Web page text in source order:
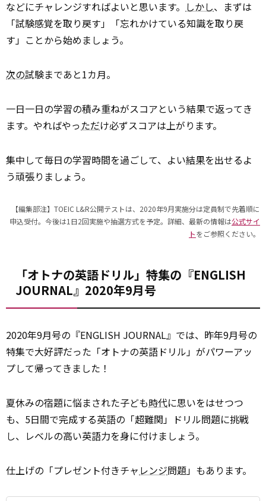
などにチャレンジすればよいと思います。 しかし、まずは
「試験感覚を取り戻す」「忘れかけている知識を取り戻
す」ことから始めましょう。
次の試験まであと1カ月。
一日一日の学習の積み重ねがスコアという結果で返ってき
ます。やればやっただけ必ずスコアは上がります。
集中して毎日の学習時間を過ごして、よい結果を出せるよ
う頑張りましょう。
【編集部注】TOEIC L&R公開テストは、2020年9月実施分は定員制で先着順に
申込受付。今後は1日2回実施や抽選方式を予定。詳細、最新の情報は公式サイ
トをご参照ください。
「オトナの英語ドリル」特集の『ENGLISH
JOURNAL』2020年9月号
2020年9月号の『ENGLISH JOURNAL』では、昨年9月号の
特集で大好評だった「オトナの英語ドリル」がパワーアッ
プして帰ってきました！
夏休みの宿題に悩まされた子ども時代に思いをはせつつ
も、5日間で完成する英語の「超難関」ドリル問題に挑戦
し、レベルの高い英語力を身に付けましょう。
仕上げの「プレゼント付きチャ レンジ問題」もあります。